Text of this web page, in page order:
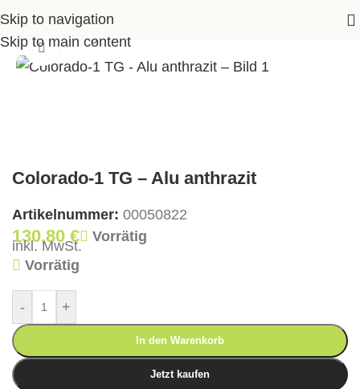
Skip to navigation
Skip to main content
>Tischgestelle
Klick zum Vergrößern
Colorado-1 TG – Alu anthrazit
Artikelnummer: 00050822
130,80€ Vorrätig
inkl. MwSt.
Vorrätig
- +
In den Warenkorb
Jetzt kaufen